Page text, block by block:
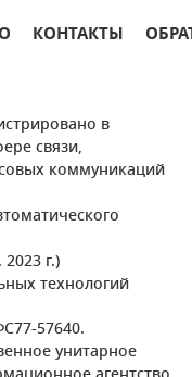
КОНТАКТЫ
в
связи,
коммуникаций
г.)
технологий
57640.
унитарное